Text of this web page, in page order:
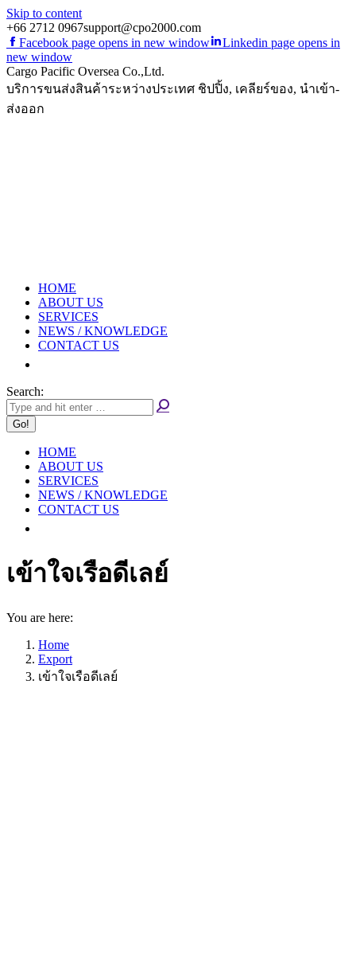
Skip to content
+66 2712 0967support@cpo2000.com
Facebook page opens in new window
Linkedin page opens in
new window
Cargo Pacific Oversea Co.,Ltd.
บริการขนส่งสินค้าระหว่างประเทศ ชิปปิ้ง, เคลียร์ของ, นำเข้า-
ส่งออก
HOME
ABOUT US
SERVICES
NEWS / KNOWLEDGE
CONTACT US
Search:
HOME
ABOUT US
SERVICES
NEWS / KNOWLEDGE
CONTACT US
เข้าใจเรือดีเลย์
You are here:
Home
Export
เข้าใจเรือดีเลย์